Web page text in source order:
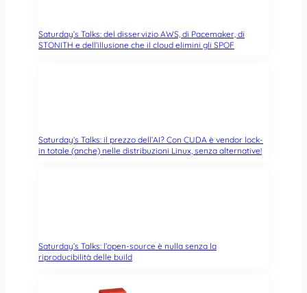
Saturday’s Talks: del disservizio AWS, di Pacemaker, di
STONITH e dell’illusione che il cloud elimini gli SPOF
Saturday’s Talks: il prezzo dell’AI? Con CUDA è vendor lock-
in totale (anche) nelle distribuzioni Linux, senza alternative!
Saturday’s Talks: l’open-source è nulla senza la
riproducibilità delle build